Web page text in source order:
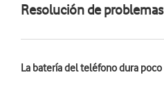
Resolución de problemas
La batería del teléfono dura poco